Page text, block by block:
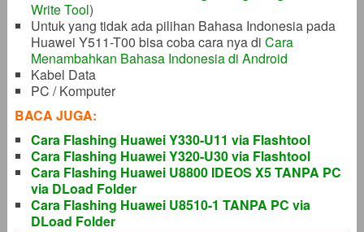
Write Tool)
Untuk yang tidak ada pilihan Bahasa Indonesia pada
Huawei Y511-T00 bisa coba cara nya di Cara
Menambahkan Bahasa Indonesia di Android
Kabel Data
PC / Komputer
BACA JUGA:
Cara Flashing Huawei Y330-U11 via Flashtool
Cara Flashing Huawei Y320-U30 via Flashtool
Cara Flashing Huawei U8800 IDEOS X5 TANPA PC
via DLoad Folder
Cara Flashing Huawei U8510-1 TANPA PC via
DLoad Folder